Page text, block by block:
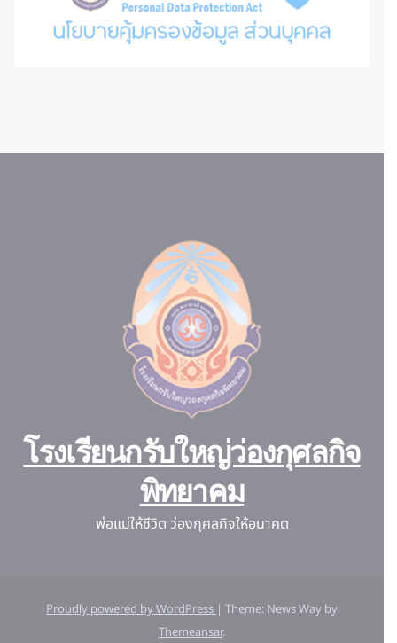
โรงเรียนกรับใหญ่ว่องกุศลกิจ
พิทยาคม
พ่อแม่ให้ชีวิต ว่องกุศลกิจให้อนาคต
Proudly powered by WordPress| Theme: News Way by
Themeansar.